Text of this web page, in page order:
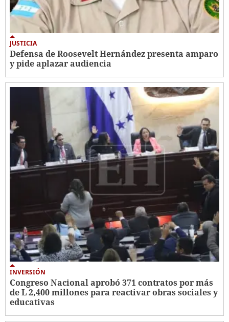
JUSTICIA
Defensa de Roosevelt Hernández presenta amparo
y pide aplazar audiencia
INVERSIÓN
Congreso Nacional aprobó 371 contratos por más
de L 2,400 millones para reactivar obras sociales y
educativas